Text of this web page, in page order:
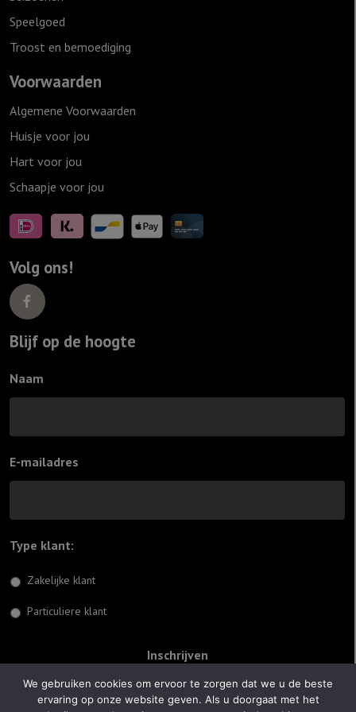
Speelgoed
Troost en bemoediging
Voorwaarden
Algemene Voorwaarden
Huisje voor jou
Hart voor jou
Schaapje voor jou
Volg ons!
Blijf op de hoogte
Naam
E-mailadres
Type klant:
Zakelijke klant
Particuliere klant
We gebruiken cookies om ervoor te zorgen dat we u de beste
ervaring op onze website geven. Als u doorgaat met het